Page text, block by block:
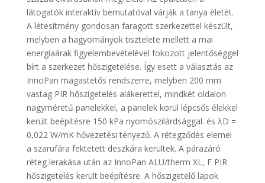
látogatók interaktív bemutatóval várják a tanya életét.
A létesítmény gondosan faragott szerkezettel készült,
melyben a hagyományok tisztelete mellett a mai
energiaárak figyelembevételével fokozott jelentőséggel
bírt a szerkezet hőszigetelése. Így esett a választás az
InnoPan magastetős rendszerre, melyben 200 mm
vastag PIR hőszigetelés alákerettel, mindkét oldalon
nagyméretű panelekkel, a panelek körül lépcsős élekkel
került beépítésre 150 kPa nyomószilárdsággal. és λD =
0,022 W/mK hővezetési tényező. A rétegződés elemei
a szarufára fektetett deszkára kerültek. A párazáró
réteg lerakása után az InnoPan ALU/therm XL, F PIR
hőszigetelés került beépítésre. A hőszigetelő lapok